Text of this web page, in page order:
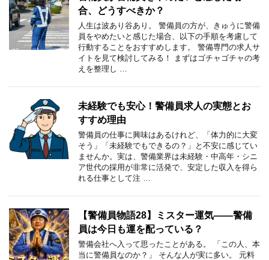
合、どうすべきか？
人生は波あり谷あり。 警備員の方が、きゅうに警備
員をやめたいと感じた場合、以下の手順を考慮して
行動することをおすすめします。 警備専門の求人サ
イトを見て検討してみる！ まずはゴチャゴチャの考
えを整理し …
未経験でも安心！警備員求人の実態とお
すすめ理由
警備員の仕事に興味はあるけれど、「体力的に大変
そう」「未経験でもできるの？」と不安に感じてい
ませんか。実は、警備業界は未経験・中高年・シニ
ア世代の採用が非常に活発で、安定した収入を得ら
れる仕事として注 …
【警備員物語28】ミスター運気――警備
員は今日も運を配っている？
警備会社へ入って思ったことがある。 「この人、本
当に警備員なのか？」 そんな人が実に多い。 元料